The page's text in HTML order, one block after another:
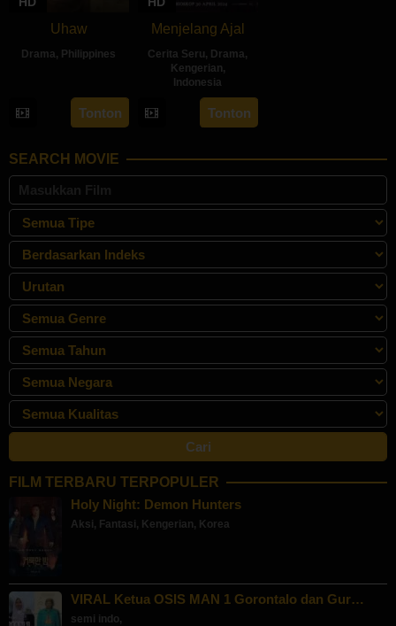
Uhaw
Drama, Philippines
Aug
2024
Bonifacio
Tonton
Menjelang Ajal
Cerita Seru, Drama,
Kengerian,
Indonesia
30
Apr
Hadrah
Daeng
Tonton
SEARCH MOVIE
FILM TERBARU TERPOPULER
Holy Night: Demon Hunters
Aksi, Fantasi, Kengerian, Korea
VIRAL Ketua OSIS MAN 1 Gorontalo dan Gur…
semi indo,